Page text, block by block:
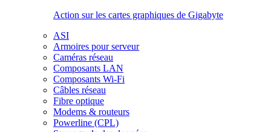
Action sur les cartes graphiques de Gigabyte
ASI
Armoires pour serveur
Caméras réseau
Composants LAN
Composants Wi-Fi
Câbles réseau
Fibre optique
Modems & routeurs
Powerline (CPL)